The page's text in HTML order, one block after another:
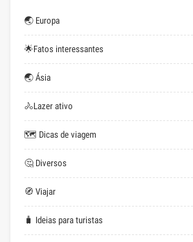
🌏 Europa
🌟Fatos interessantes
🌏 Ásia
🚴Lazer ativo
🗺 Dicas de viagem
🤔 Diversos
🧭 Viajar
🧳 Ideias para turistas